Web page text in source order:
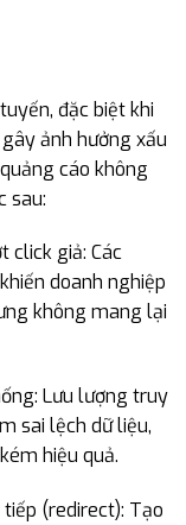
đặc biệt khi
ảnh hưởng xấu
cáo không
sau:
click giả: Các
doanh nghiệp
không mang lại
Lưu lượng truy
sai lệch dữ liệu,
hiệu quả.
(redirect): Tạo